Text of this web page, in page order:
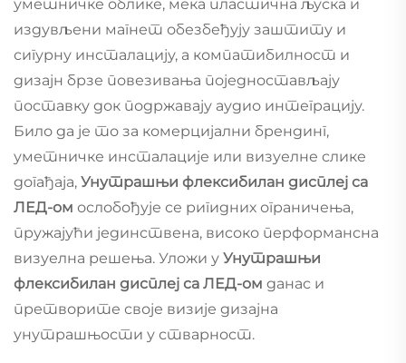
уметничке облике, мека пластична љуска и
издувљени магнет обезбеђују заштиту и
сигурну инсталацију, а компатибилност и
дизајн брзе повезивања поједностављају
поставку док подржавају аудио интеграцију.
Било да је то за комерцијални брендинг,
уметничке инсталације или визуелне слике
догађаја, Унутрашњи флексибилан дисплеј са
ЛЕД-ом ослобођује се ригидних ограничења,
пружајући јединствена, високо перформансна
визуелна решења. Уложи у Унутрашњи
флексибилан дисплеј са ЛЕД-ом данас и
претворите своје визије дизајна
унутрашњости у стварност.